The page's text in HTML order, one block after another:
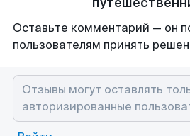
Оставьте комментарий — он
пользователям принять